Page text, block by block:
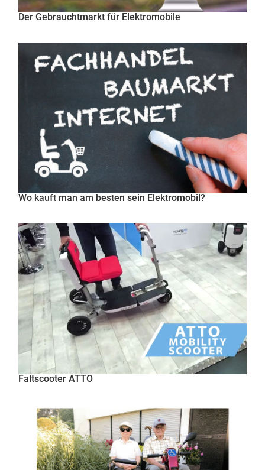
Der Gebrauchtmarkt für Elektromobile
Wo kauft man am besten sein Elektromobil?
Faltscooter ATTO